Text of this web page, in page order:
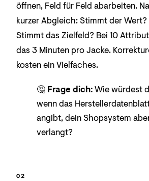
öffnen, Feld für Feld abarbeiten.
kurzer Abgleich: Stimmt der
Stimmt das Zielfeld? Bei 10
das 3 Minuten pro Jacke.
kosten ein Vielfaches.
🤔 Frage dich:Wie würdest
wenn das
angibt, dein Shopsystem
verlangt?